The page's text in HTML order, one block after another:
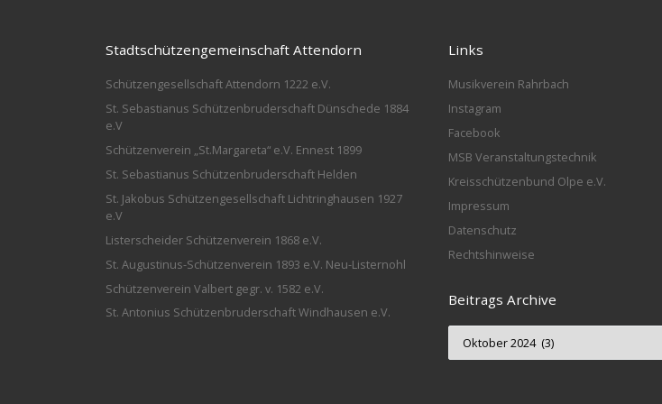
Stadtschützengemeinschaft Attendorn
Schützengesellschaft Attendorn 1222 e.V.
St. Sebastianus Schützenbruderschaft Dünschede 1884
e.V
Schützenverein „St.Margareta“ e.V. Ennest 1899
St. Sebastianus Schützenbruderschaft Helden
St. Jakobus Schützengesellschaft Lichtringhausen 1927
e.V
Listerscheider Schützenverein 1868 e.V.
St. Augustinus-Schützenverein 1893 e.V. Neu-Listernohl
Schützenverein Valbert gegr. v. 1582 e.V.
St. Antonius Schützenbruderschaft Windhausen e.V.
Links
Musikverein Rahrbach
Instagram
Facebook
MSB Veranstaltungstechnik
Kreisschützenbund Olpe e.V.
Impressum
Datenschutz
Rechtshinweise
Beitrags Archive